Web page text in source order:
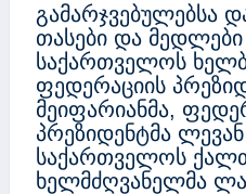
გამარჯვებულებსა
თასები და მედლები
საქართველოს
ფედერაციის
მეიფარიანმა,
პრეზიდენტმა
საქართველოს
ხელმძღვანელმა